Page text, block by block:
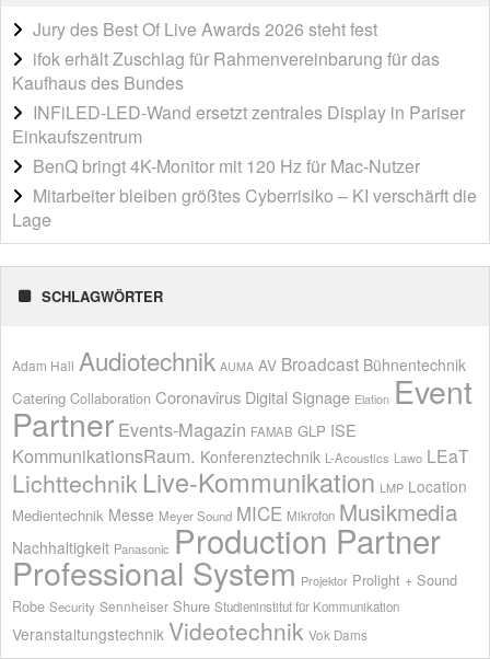
Jury des Best Of Live Awards 2026 steht fest
ifok erhält Zuschlag für Rahmenvereinbarung für das
Kaufhaus des Bundes
INFiLED-LED-Wand ersetzt zentrales Display in Pariser
Einkaufszentrum
BenQ bringt 4K-Monitor mit 120 Hz für Mac-Nutzer
Mitarbeiter bleiben größtes Cyberrisiko – KI verschärft die
Lage
SCHLAGWÖRTER
Adam Hall Audiotechnik AUMA AV Broadcast Bühnentechnik
Catering Collaboration Coronavirus Digital Signage Elation Event
Partner Events-Magazin FAMAB GLP ISE
KommunikationsRaum. Konferenztechnik L-Acoustics Lawo LEaT
Lichttechnik Live-Kommunikation LMP Location
Medientechnik Messe Meyer Sound MICE Mikrofon Musikmedia
Nachhaltigkeit Panasonic Production Partner
Professional System Projektor Prolight + Sound
Robe Security Sennheiser Shure Studieninstitut für Kommunikation
Veranstaltungstechnik Videotechnik Vok Dams